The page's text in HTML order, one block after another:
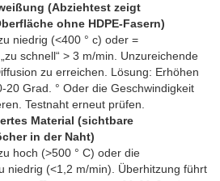
(Abziehtest zeigt
ohne HDPE-Fasern)
niedrig (<400 ° c) oder =
„zu schnell“ > 3 m/min. Unzureichende
zu erreichen. Lösung: Erhöhen
20 Grad. ° Oder die Geschwindigkeit
Testnaht erneut prüfen.
Material (sichtbare
in der Naht)
hoch (>500 ° C) oder die
niedrig (<1,2 m/min). Überhitzung führt